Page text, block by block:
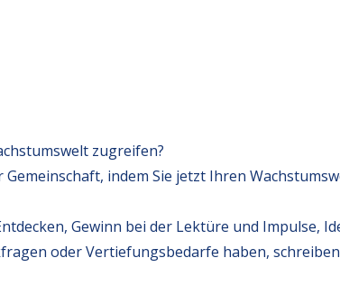
zugreifen?
indem Sie jetzt Ihren
Gewinn bei der Lektüre und Impulse,
oder Vertiefungsbedarfe haben,